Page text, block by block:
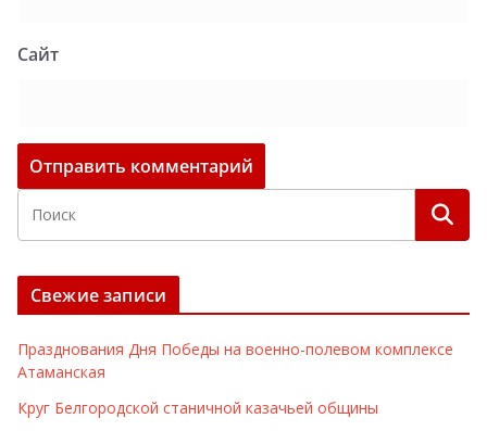
Сайт
Свежие записи
Празднования Дня Победы на военно-полевом комплексе
Атаманская
Круг Белгородской станичной казачьей общины